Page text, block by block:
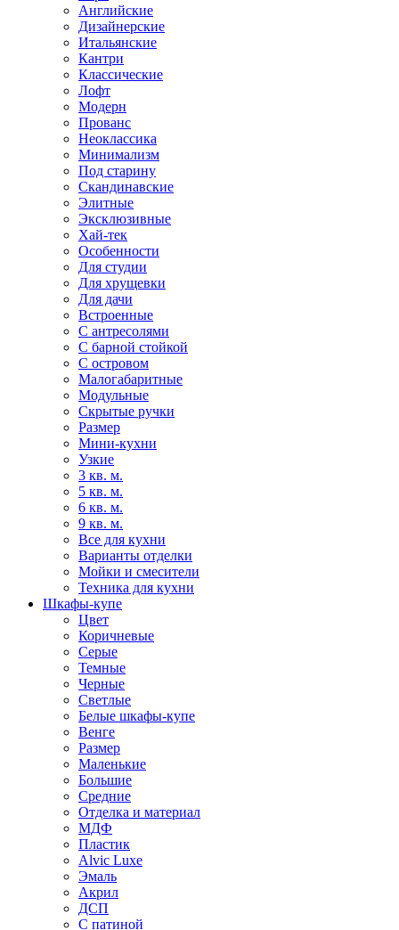
Английские
Дизайнерские
Итальянские
Кантри
Классические
Лофт
Модерн
Прованс
Неоклассика
Минимализм
Под старину
Скандинавские
Элитные
Эксклюзивные
Хай-тек
Особенности
Для студии
Для хрущевки
Для дачи
Встроенные
С антресолями
С барной стойкой
С островом
Малогабаритные
Модульные
Скрытые ручки
Размер
Мини-кухни
Узкие
3 кв. м.
5 кв. м.
6 кв. м.
9 кв. м.
Все для кухни
Варианты отделки
Мойки и смесители
Техника для кухни
Шкафы-купе
Цвет
Коричневые
Серые
Темные
Черные
Светлые
Белые шкафы-купе
Венге
Размер
Маленькие
Большие
Средние
Отделка и материал
МДФ
Пластик
Alvic Luxe
Эмаль
Акрил
ДСП
С патиной